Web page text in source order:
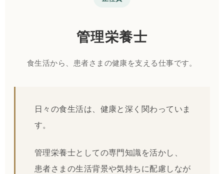
管理栄養士
食生活から、患者さまの健康を支える仕事です。
日々の食生活は、健康と深く関わっていま
す。
管理栄養士としての専門知識を活かし、
患者さまの生活背景や気持ちに配慮しなが